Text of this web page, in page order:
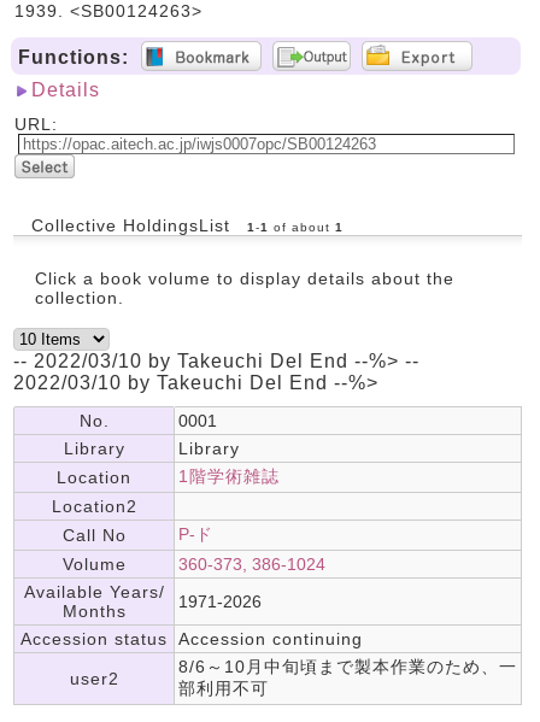
1939. <SB00124263>
Functions:
Details
URL:
Collective HoldingsList 1 -1 of about 1
Click a book volume to display details about the
collection.
-- 2022/03/10 by Takeuchi Del End --%> --
2022/03/10 by Takeuchi Del End --%>
No.
0001
Library
Library
Location
1階学術雑誌
Location2
Call No
P-ド
Volume
360-373, 386-1024
Available Years/
Months
1971-2026
Accession status
Accession continuing
user2
8/6～10月中旬頃まで製本作業のため、一
部利用不可